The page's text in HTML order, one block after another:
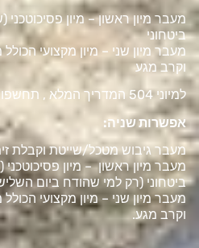
ביטחוני
מעבר מיון שני – מיון מקצועי הכולל
וקרב מגע
למיוני 504 המדריך המלא , תחשפו בסוף הסיקור
אפשרות שניה:
מעבר גיבוש מטכל/שייטת וקבלת זימון
ביטחוני (רק למי שהודח ביום
מעבר מיון שני – מיון מקצועי הכולל
וקרב מגע.